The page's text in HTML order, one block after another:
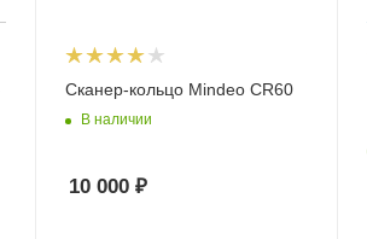
Сканер-кольцо Mindeo CR60
В наличии
10 000₽